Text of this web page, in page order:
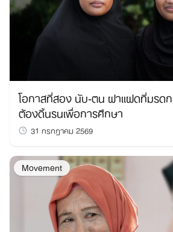
โอกาสที่สอง นับ-ตน ฝาแฝดที่มรด
ต้องดิ้นรนเพื่อการศึกษา
31 กรกฎาคม 2569
Movement